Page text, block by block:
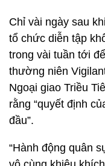
Chỉ vài ngày sau
tổ chức diễn tập
trong vài tuần tới
thường niên
Ngoại giao Triều
rằng “quyết định
đầu”.
“Hành động quân